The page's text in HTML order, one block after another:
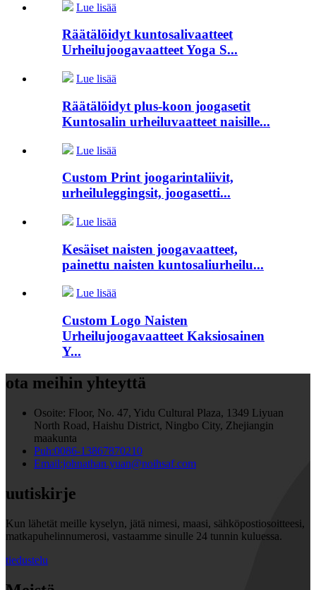
Lue lisää
Räätälöidyt kuntosalivaatteet
Urheilujoogavaatteet Yoga S...
Lue lisää
Räätälöidyt plus-koon joogasetit
Kuntosalin urheiluvaatteet naisille...
Lue lisää
Custom Print joogarintaliivit,
urheiluleggingsit, joogasetti...
Lue lisää
Kesäiset naisten joogavaatteet,
painettu naisten kuntosaliurheilu...
Lue lisää
Custom Logo Naisten
Urheilujoogavaatteet Kaksiosainen
Y...
ota meihin yhteyttä
Osoite: Floor, No. 47, Yidu Cultural Plaza, 1349 Liyuan
North Road, Haishu District, Ningbo City, Zhejiangin
maakunta
Puh:0086-13867870210
Email:johnathan.yuan@noihsaf.com
uutiskirje
Kun lähetät meille kyselyn, jätä nimesi, maasi, sähköpostiosoitteesi,
matkapuhelinnumerosi, vastaamme sinulle 24 tunnin kuluessa.
tiedustelu